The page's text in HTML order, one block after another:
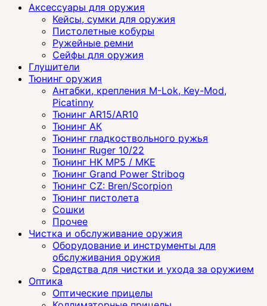
Аксессуары для оружия
Кейсы, сумки для оружия
Пистолетные кобуры
Ружейные ремни
Сейфы для оружия
Глушители
Тюнинг оружия
Антабки, крепления M-Lok, Key-Mod,
Picatinny
Тюнинг AR15/AR10
Тюнинг АК
Тюнинг гладкоствольного ружья
Тюнинг Ruger 10/22
Тюнинг HK MP5 / MKE
Тюнинг Grand Power Stribog
Тюнинг CZ: Bren/Scorpion
Тюнинг пистолета
Сошки
Прочее
Чистка и обслуживание оружия
Оборудование и инструменты для
обслуживания оружия
Средства для чистки и ухода за оружием
Оптика
Оптические прицелы